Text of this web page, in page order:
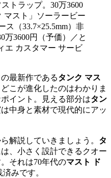
ストラップ。30万3600
マスト」ソーラービー
ス（33.7×25.5mm）非
万3600円（予価）／と
エ カスタマー サービ
の最新作であるタンク マス
こが進化したのはわかりま
イント。見える部分はタン
中身と素材で現代的にアッ
解説していきましょう。 タ
、小さく設計できるクオー
それは70年代のマスト ド
みです。